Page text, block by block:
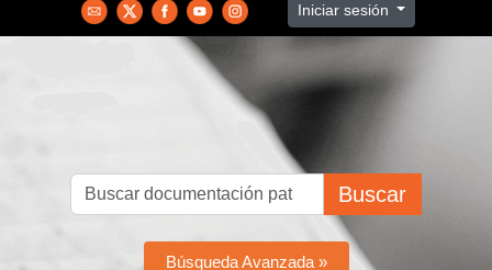
Iniciar sesión
Buscar
Búsqueda Avanzada »